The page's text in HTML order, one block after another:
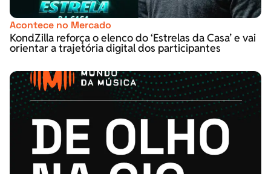
Acontece no Mercado
KondZilla reforça o elenco do ‘Estrelas da Casa’ e vai
orientar a trajetória digital dos participantes